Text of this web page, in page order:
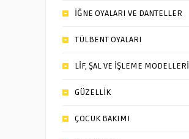
İĞNE OYALARI VE DANTELLER
TÜLBENT OYALARI
LİF, ŞAL VE İŞLEME MODELLERİ
GÜZELLİK
ÇOCUK BAKIMI